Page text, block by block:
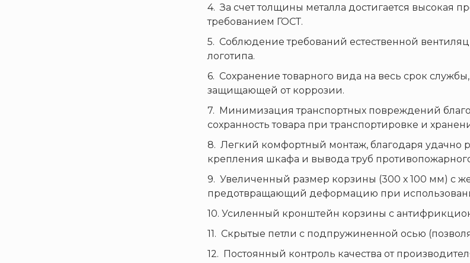
4. За счет толщины металла достигается высокая
требованием ГОСТ.
5. Соблюдение требований естественной
логотипа.
6. Сохранение товарного вида на весь срок
защищающей от коррозии.
7. Минимизация транспортных повреждений
сохранность товара при транспортировке и
8. Легкий комфортный монтаж, благодаря удачно
крепления шкафа и вывода труб
9. Увеличенный размер корзины (300 х 100 мм) с
предотвращающий деформацию при
10. Усиленный кронштейн корзины с
11. Скрытые петли с подпружиненной осью
12. Постоянный контроль качества от